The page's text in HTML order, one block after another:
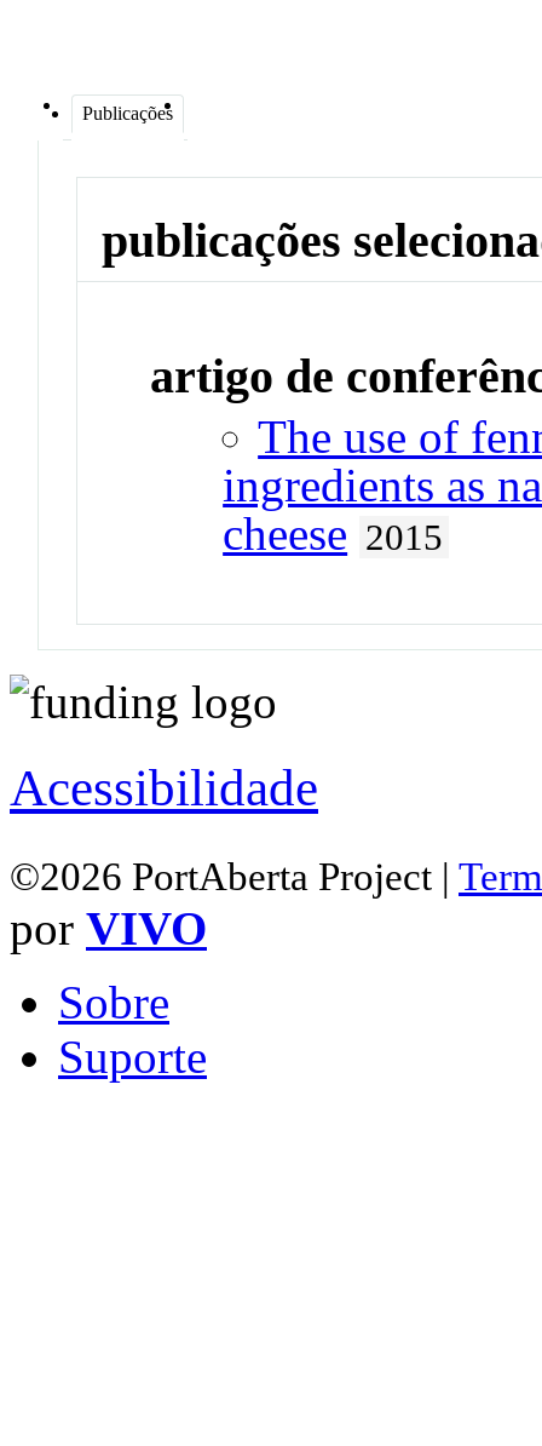
Publicações
publicações
artigo de
The use of
ingredients as
cheese 2015
Acessibilidade
©2026 PortAberta Project |
por VIVO
Sobre
Suporte